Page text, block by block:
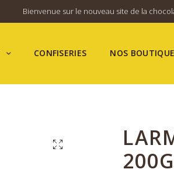
Bienvenue sur le nouveau site de la
CONFISERIES NOS
200G